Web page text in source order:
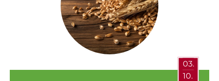
03.
10.